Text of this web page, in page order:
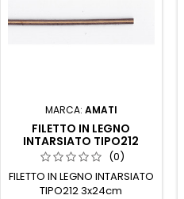
MARCA: AMATI
FILETTO IN LEGNO
INTARSIATO TIPO212
(0)
FILETTO IN LEGNO INTARSIATO
TIPO212 3x24cm